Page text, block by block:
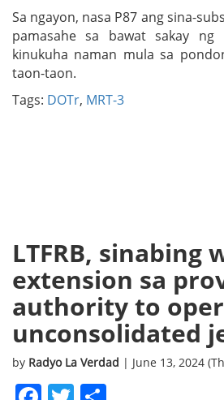
Sa ngayon, nasa P87 ang sina-
pamasahe sa bawat sakay ng
kinukuha naman mula sa
taon-taon.
Tags: DOTr, MRT-3
LTFRB, sinabing
extension sa
authority to
unconsolidated
by Radyo La Verdad | June 13, 2024